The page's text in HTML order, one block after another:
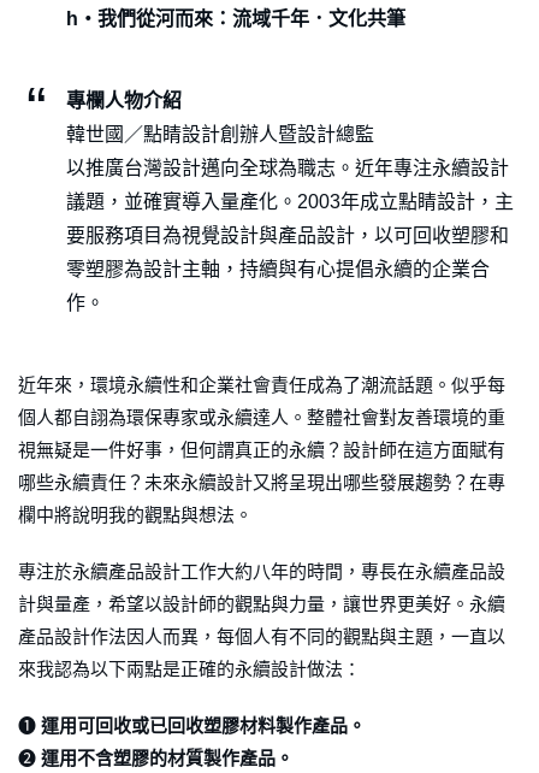
h・我們從河而來：流域千年．文化共筆
專欄人物介紹
韓世國／點睛設計創辦人暨設計總監
以推廣台灣設計邁向全球為職志。近年專注永續設計
議題，並確實導入量產化。2003年成立點睛設計，主
要服務項目為視覺設計與產品設計，以可回收塑膠和
零塑膠為設計主軸，持續與有心提倡永續的企業合
作。
近年來，環境永續性和企業社會責任成為了潮流話題。似乎每
個人都自詡為環保專家或永續達人。整體社會對友善環境的重
視無疑是一件好事，但何謂真正的永續？設計師在這方面賦有
哪些永續責任？未來永續設計又將呈現出哪些發展趨勢？在專
欄中將說明我的觀點與想法。
專注於永續產品設計工作大約八年的時間，專長在永續產品設
計與量產，希望以設計師的觀點與力量，讓世界更美好。永續
產品設計作法因人而異，每個人有不同的觀點與主題，一直以
來我認為以下兩點是正確的永續設計做法：
➊ 運用可回收或已回收塑膠材料製作產品。
➋ 運用不含塑膠的材質製作產品。